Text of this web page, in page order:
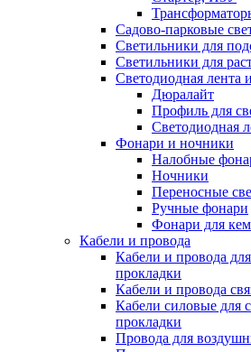
Садово-парковые
Светильники для
Светильники для
Светодиодная лента
Дюралайт
Профиль для
Светодиодная
Фонари и ночники
Налобные
Ночники
Переносные
Ручные фонари
Фонари для
Кабели и провода
Кабели и провода
прокладки
Кабели и провода
Кабели силовые для
прокладки
Провода для